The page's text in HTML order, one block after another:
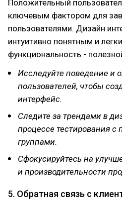
Положительный
ключевым фактором для
пользователями. Дизайн
интуитивно понятным и
функциональность -
Исследуйте поведение и
пользователей, чтобы
интерфейс.
Следите за трендами в
процессе тестирования с
группами.
Сфокусируйтесь на
и производительности
5. Обратная связь с